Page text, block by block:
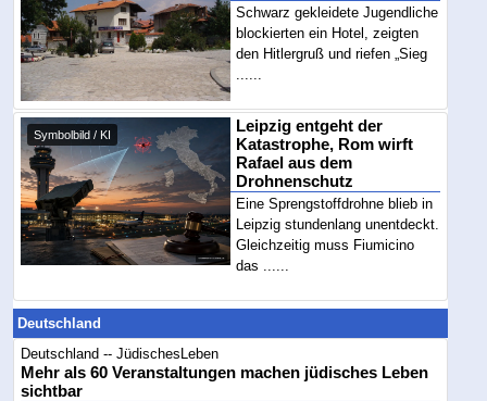
Schwarz gekleidete Jugendliche
blockierten ein Hotel, zeigten
den Hitlergruß und riefen „Sieg
Symbolbild / KI
Leipzig entgeht der
Katastrophe, Rom wirft
Rafael aus dem
Drohnenschutz
Eine Sprengstoffdrohne blieb in
Leipzig stundenlang unentdeckt.
Gleichzeitig muss Fiumicino
das ......
Deutschland
Deutschland -- JüdischesLeben
Mehr als 60 Veranstaltungen machen jüdisches Leben
sichtbar